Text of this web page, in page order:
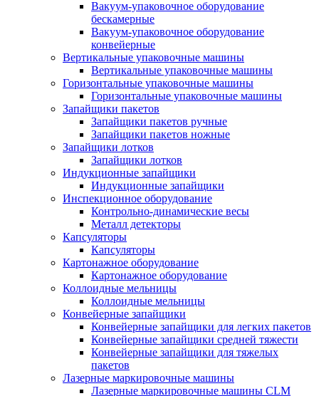
Вакуум-упаковочное оборудование
беcкамерные
Вакуум-упаковочное оборудование
конвейерные
Вертикальные упаковочные машины
Вертикальные упаковочные машины
Горизонтальные упаковочные машины
Горизонтальные упаковочные машины
Запайщики пакетов
Запайщики пакетов ручные
Запайщики пакетов ножные
Запайщики лотков
Запайщики лотков
Индукционные запайщики
Индукционные запайщики
Инспекционное оборудование
Контрольно-динамические весы
Металл детекторы
Капсуляторы
Капсуляторы
Картонажное оборудование
Картонажное оборудование
Коллоидные мельницы
Коллоидные мельницы
Конвейерные запайщики
Конвейерные запайщики для легких пакетов
Конвейерные запайщики средней тяжести
Конвейерные запайщики для тяжелых
пакетов
Лазерные маркировочные машины
Лазерные маркировочные машины CLM